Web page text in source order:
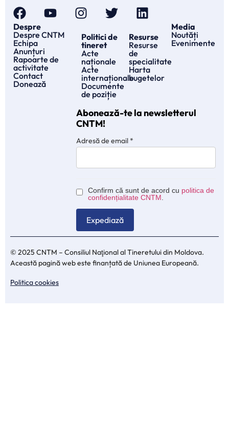
Despre
Despre CNTM
Echipa
Anunțuri
Rapoarte de
activitate
Contact
Donează
Politici de
tineret
Acte
naționale
Acte
internaționale
Documente
de poziție
Resurse
Resurse
de
specialitate
Harta
bugetelor
Media
Noutăți
Evenimente
Abonează-te la newsletterul
CNTM!
Adresă de email*
Confirm că sunt de acord cu politica de
confidențialitate CNTM
© 2025 CNTM – Consiliul Naţional al Tineretului din Moldova.
Această pagină web este finanțată de Uniunea Europeană.
Politica cookies